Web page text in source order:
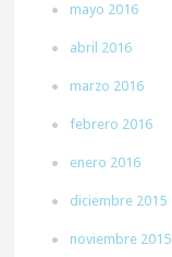
mayo 2016
abril 2016
marzo 2016
febrero 2016
enero 2016
diciembre 2015
noviembre 2015